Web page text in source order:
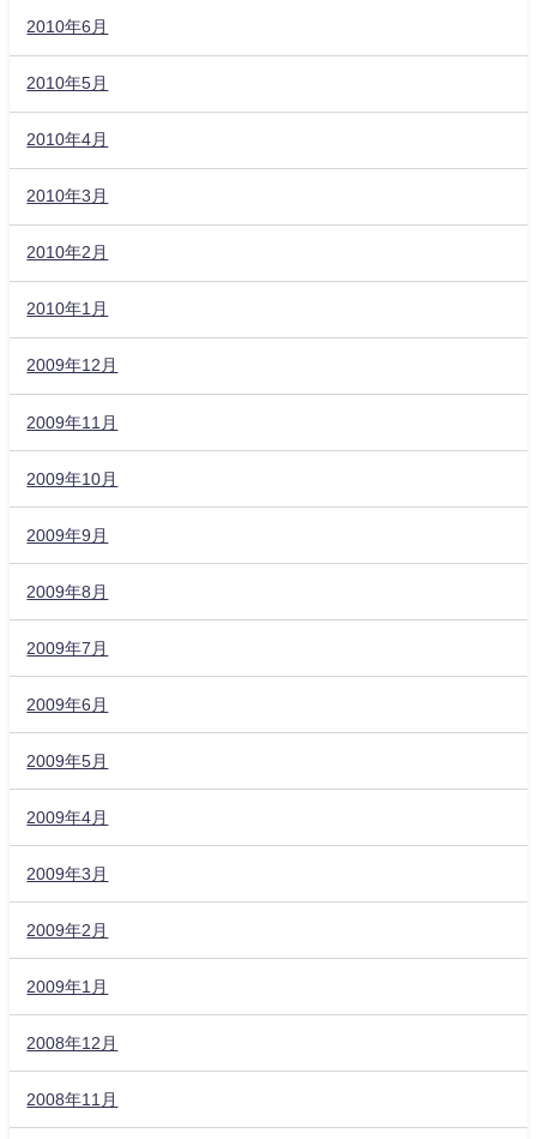
2010年6月
2010年5月
2010年4月
2010年3月
2010年2月
2010年1月
2009年12月
2009年11月
2009年10月
2009年9月
2009年8月
2009年7月
2009年6月
2009年5月
2009年4月
2009年3月
2009年2月
2009年1月
2008年12月
2008年11月